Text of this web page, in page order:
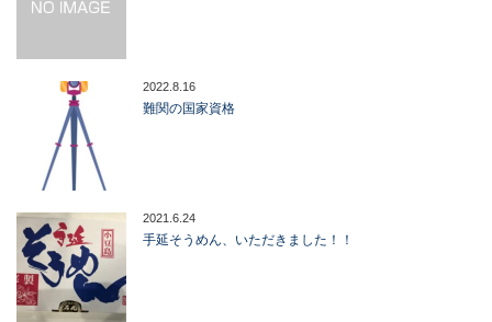
2022.8.16
難関の国家資格
2021.6.24
手延そうめん、いただきました！！